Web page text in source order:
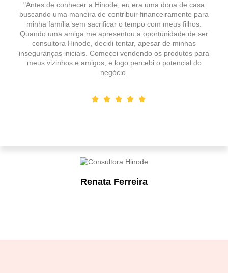
Renata Ferreira
"Antes de conhecer a Hinode, eu era uma dona de casa
buscando uma maneira de contribuir financeiramente para
minha família sem sacrificar o tempo com meus filhos.
Quando uma amiga me apresentou a oportunidade de ser
consultora Hinode, decidi tentar, apesar de minhas
inseguranças iniciais. Comecei vendendo os produtos para
meus vizinhos e amigos, e logo percebi o potencial do
negócio.